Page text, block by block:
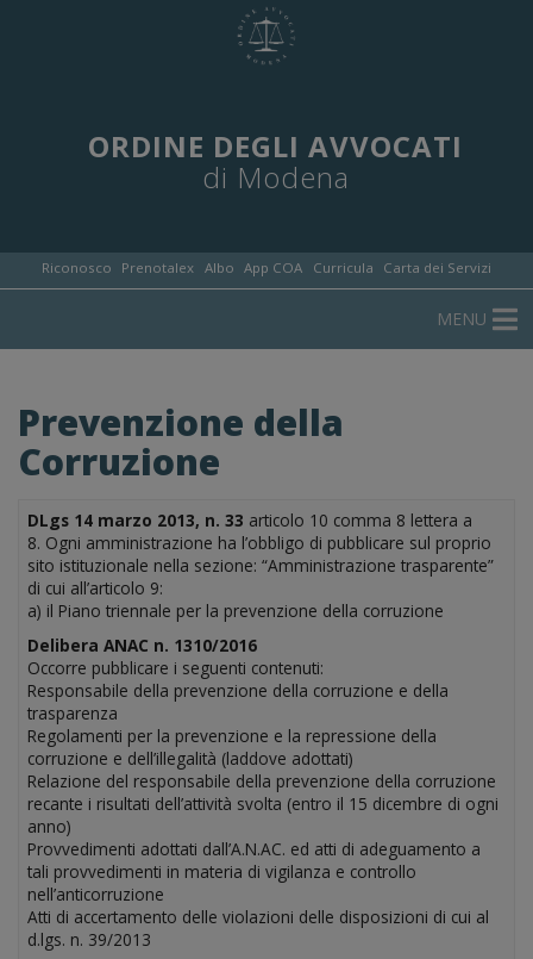
ORDINE DEGLI AVVOCATI
di Modena
Riconosco Prenotalex Albo App COA Curricula Carta dei Servizi
MENU
Prevenzione della
Corruzione
DLgs 14 marzo 2013, n. 33 articolo 10 comma 8 lettera a
8. Ogni amministrazione ha l’obbligo di pubblicare sul proprio
sito istituzionale nella sezione: “Amministrazione trasparente”
di cui all’articolo 9:
a) il Piano triennale per la prevenzione della corruzione
Delibera ANAC n. 1310/2016
Occorre pubblicare i seguenti contenuti:
Responsabile della prevenzione della corruzione e della
trasparenza
Regolamenti per la prevenzione e la repressione della
corruzione e dell’illegalità (laddove adottati)
Relazione del responsabile della prevenzione della corruzione
recante i risultati dell’attività svolta (entro il 15 dicembre di ogni
anno)
Provvedimenti adottati dall’A.N.AC. ed atti di adeguamento a
tali provvedimenti in materia di vigilanza e controllo
nell’anticorruzione
Atti di accertamento delle violazioni delle disposizioni di cui al
d.lgs. n. 39/2013